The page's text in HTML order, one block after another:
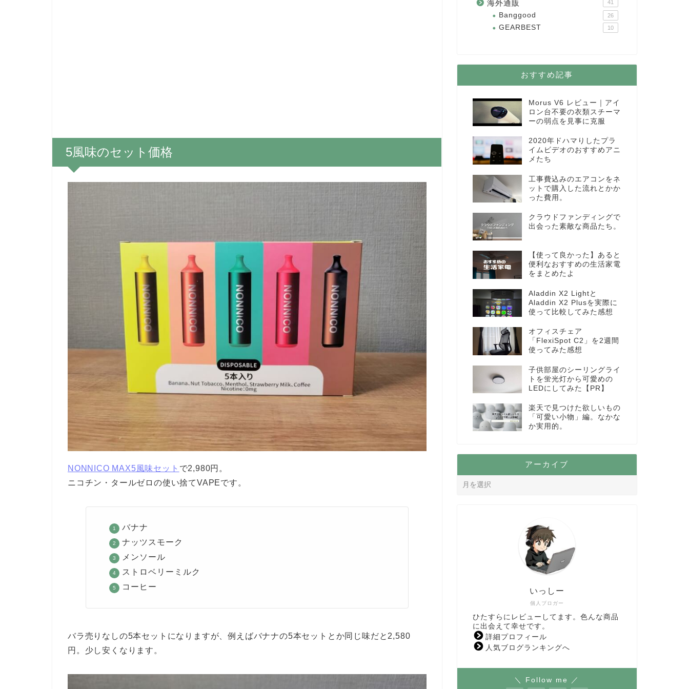
5風味のセット価格
NONNICO MAX5風味セット で2,980円。
ニコチン・タールゼロの使い捨てVAPEです。
バナナ
ナッツスモーク
メンソール
ストロベリーミルク
コーヒー
バラ売りなしの5本セットになりますが、例えばバナナの5本セットとか同じ味だと2,580
円。少し安くなります。
海外通販 41
Banggood 26
GEARBEST 10
おすすめ記事
Morus V6 レビュー｜アイ
ロン台不要の衣類スチーマ
ーの弱点を見事に克服
2020年ドハマりしたプラ
イムビデオのおすすめアニ
メたち
工事費込みのエアコンをネ
ットで購入した流れとかか
った費用。
クラウドファンディングで
出会った素敵な商品たち。
【使って良かった】あると
便利なおすすめの生活家電
をまとめたよ
Aladdin X2 Lightと
Aladdin X2 Plusを実際に
使って比較してみた感想
オフィスチェア
「FlexiSpot C2」を2週間
使ってみた感想
子供部屋のシーリングライ
トを蛍光灯から可愛めの
LEDにしてみた【PR】
楽天で見つけた欲しいもの
「可愛い小物」編。なかな
か実用的。
アーカイブ
個人ブロガー
いっしー
ひたすらにレビューしてます。色んな商品
に出会えて幸せです。
詳細プロフィール
人気ブログランキングへ
＼ Follow me ／